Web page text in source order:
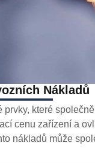
Nákladů
které
cenu zařízení a
nákladů může